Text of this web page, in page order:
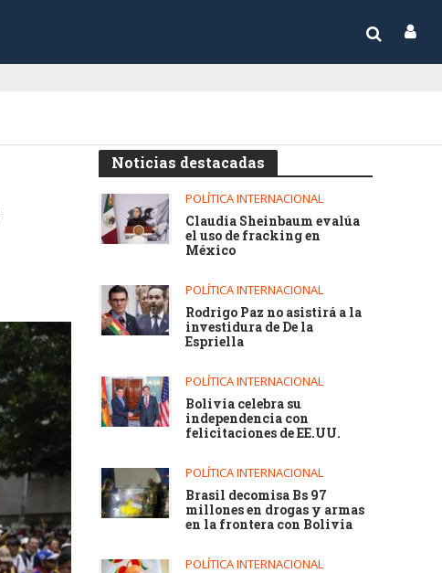
Noticias destacadas
POLÍTICA INTERNACIONAL
Claudia Sheinbaum evalúa
el uso de fracking en
México
POLÍTICA INTERNACIONAL
Rodrigo Paz no asistirá a la
investidura de De la
Espriella
POLÍTICA INTERNACIONAL
Bolivia celebra su
independencia con
felicitaciones de EE.UU.
POLÍTICA INTERNACIONAL
Brasil decomisa Bs 97
millones en drogas y armas
en la frontera con Bolivia
POLÍTICA INTERNACIONAL